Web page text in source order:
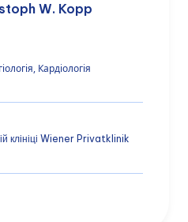
W. Kopp
Кардіологія
клініці Wiener Privatklinik